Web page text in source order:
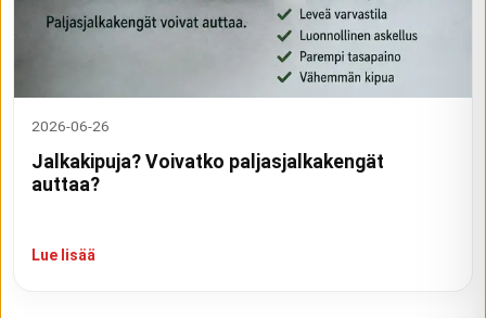
2026-06-26
Jalkakipuja? Voivatko paljasjalkakengät
auttaa?
Lue lisää